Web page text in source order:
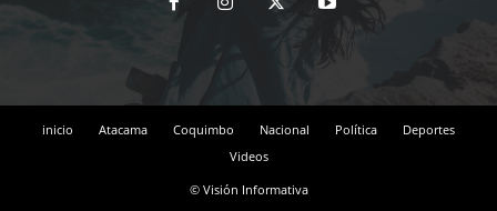
inicio Atacama Coquimbo Nacional Política
Deportes
Videos
© Visión Informativa